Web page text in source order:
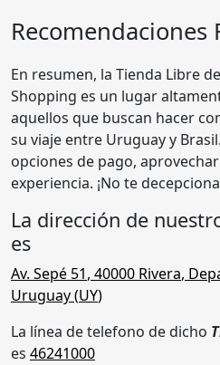
Recomendaciones
En resumen, la Tienda Libre
Shopping es un lugar
aquellos que buscan hacer
su viaje entre Uruguay y
opciones de pago,
experiencia. ¡No te
La dirección de
es
Av. Sepé 51, 40000 Rivera,
Uruguay (UY)
La línea de telefono de dicho
es 46241000